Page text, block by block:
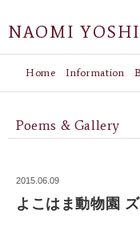
NAOMI
Home Information
Poems & Gallery
2015.06.09
よこはま動物園